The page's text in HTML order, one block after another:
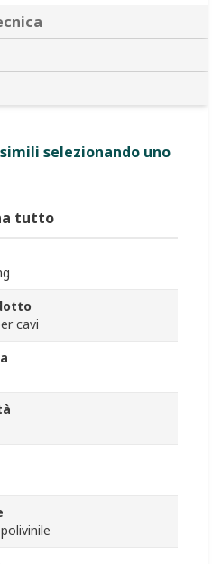
selezionando uno
tutto
cavi